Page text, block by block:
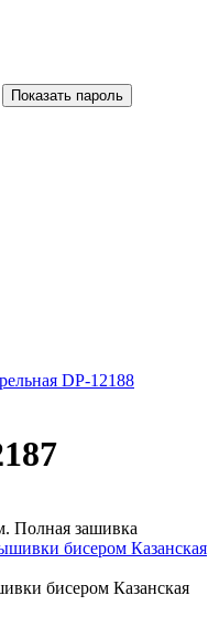
Показать пароль
DP-12188
Полная зашивка
бисером Казанская